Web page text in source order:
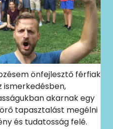
önfejlesztő férfiak
ismerkedésben,
akarnak egy
tapasztalást megélni
és tudatosság felé.